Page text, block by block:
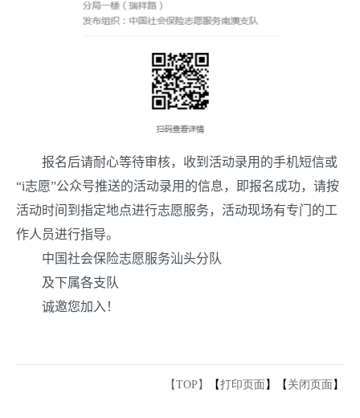
报名后请耐心等待审核，收到活动录用的手机短信或
“i志愿”公众号推送的活动录用的信息，即报名成功，请按
活动时间到指定地点进行志愿服务，活动现场有专门的工
作人员进行指导。
中国社会保险志愿服务汕头分队
及下属各支队
诚邀您加入！
【TOP】 【打印页面 】【 关闭页面 】